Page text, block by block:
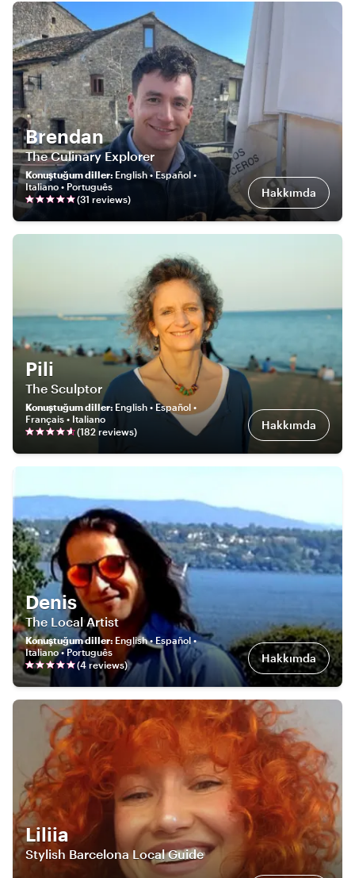
Brendan
The Culinary Explorer
Konuştuğum diller: English • Español •
Italiano • Português
(31 reviews) Hakkımda
Pili
The Sculptor
Konuştuğum diller: English • Español •
Français • Italiano
(182 reviews) Hakkımda
Denis
The Local Artist
Konuştuğum diller: English • Español •
Italiano • Português
(4 reviews) Hakkımda
Liliia
Stylish Barcelona Local Guide